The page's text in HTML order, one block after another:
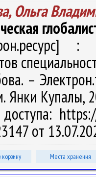
Ольга
:
–
Янки Купалы,
от
Места хранения